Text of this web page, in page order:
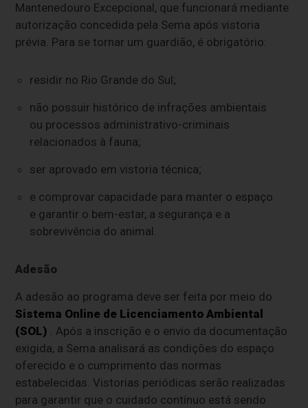
Mantenedouro Excepcional, que funcionará mediante
autorização concedida pela Sema após vistoria
prévia. Para se tornar um guardião, é obrigatório:
residir no Rio Grande do Sul;
não possuir histórico de infrações ambientais
ou processos administrativo-criminais
relacionados à fauna;
ser aprovado em vistoria técnica;
e comprovar capacidade para manter o espaço
e garantir o bem-estar, a segurança e a
sobrevivência do animal.
Adesão
A adesão ao programa deve ser feita por meio do
Sistema Online de Licenciamento Ambiental
(SOL) . Após a inscrição e o envio da documentação
exigida, a Sema analisará as condições do espaço
oferecido e o cumprimento das normas
estabelecidas. Vistorias periódicas serão realizadas
para garantir que o cuidado contínuo está sendo